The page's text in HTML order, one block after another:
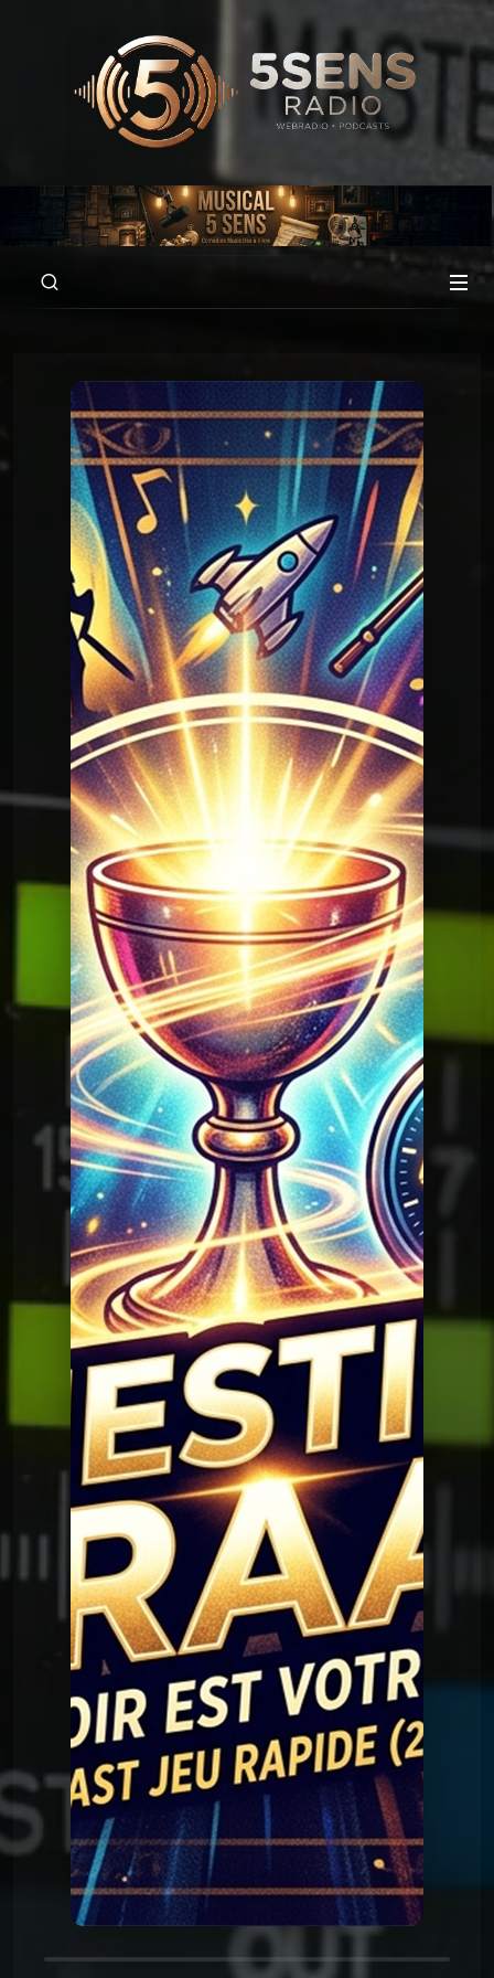
00:00
Question Graal
Graal V2 - 36 Musique
Question Graal Graal V2 - 36 Musique
Question Graal Graal V2 - 99 musique
Question Graal Graal V2 - 98 musique
Question Graal Graal V2 - 97 musique
Question Graal Graal V2 - 96 musique
Question Graal Graal V2 - 95 musique
Question Graal Graal V2 - 94 musique
Question Graal Graal V2 - 93 musique
Question Graal Graal V2 - 92 série
Question Graal Graal V2 - 91 musique
Question Graal Graal V2 - 90 série
Question Graal Graal V2 - 89 musique
Question Graal Graal V2 - 88 série
Question Graal Graal V2 - 87 musique
Question Graal Graal V2 - 86 série
Graal V2 - 85 musique